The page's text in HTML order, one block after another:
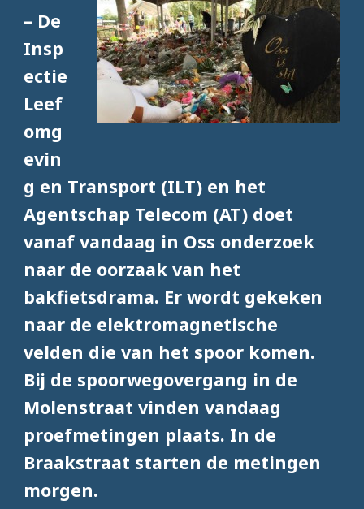
– De
Insp
ectie
Leef
omg
evin
g en Transport (ILT) en het
Agentschap Telecom (AT) doet
vanaf vandaag in Oss onderzoek
naar de oorzaak van het
bakfietsdrama. Er wordt gekeken
naar de elektromagnetische
velden die van het spoor komen.
Bij de spoorwegovergang in de
Molenstraat vinden vandaag
proefmetingen plaats. In de
Braakstraat starten de metingen
morgen.